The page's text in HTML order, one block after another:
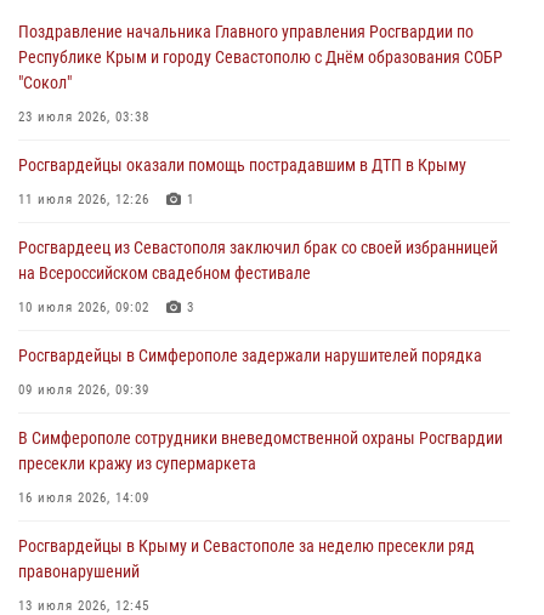
Росгвардейцы Севастополя пресекли противоправные действия на
охраняемом объекте
29 июля 2026, 12:34
Росгвардейцы Крыма и Севастополя отметили День Крещения Руси
28 июля 2026, 14:18
В Симферополе сотрудники Росгвардии задержали подозреваемого
в краже из гипермаркета
24 июля 2026, 12:21
Поздравление начальника Главного управления Росгвардии по
Республике Крым и городу Севастополю с Днём образования СОБР
"Сокол"
23 июля 2026, 03:38
Росгвардейцы оказали помощь пострадавшим в ДТП в Крыму
11 июля 2026, 12:26 1
Росгвардеец из Севастополя заключил брак со своей избранницей
на Всероссийском свадебном фестивале
10 июля 2026, 09:02 3
Росгвардейцы в Симферополе задержали нарушителей порядка
09 июля 2026, 09:39
В Симферополе сотрудники вневедомственной охраны Росгвардии
пресекли кражу из супермаркета
16 июля 2026, 14:09
Росгвардейцы в Крыму и Севастополе за неделю пресекли ряд
правонарушений
13 июля 2026, 12:45